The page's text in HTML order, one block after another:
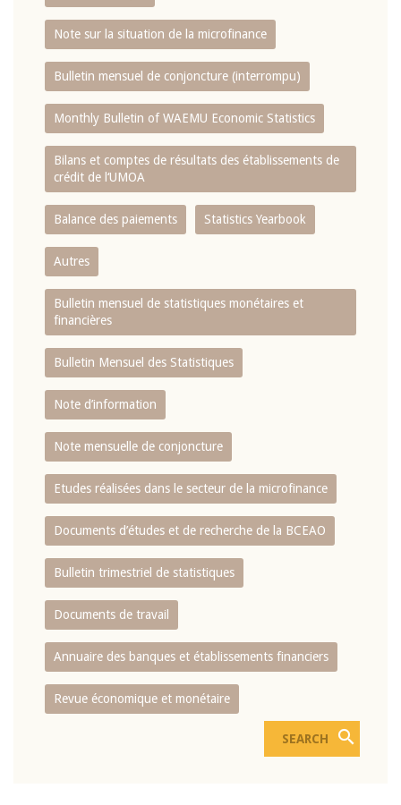
Note sur la situation de la microfinance
Bulletin mensuel de conjoncture (interrompu)
Monthly Bulletin of WAEMU Economic Statistics
Bilans et comptes de résultats des établissements de
crédit de l‘UMOA
Balance des paiements Statistics Yearbook
Autres
Bulletin mensuel de statistiques monétaires et
financières
Bulletin Mensuel des Statistiques
Note d’information
Note mensuelle de conjoncture
Etudes réalisées dans le secteur de la microfinance
Documents d’études et de recherche de la BCEAO
Bulletin trimestriel de statistiques
Documents de travail
Annuaire des banques et établissements financiers
Revue économique et monétaire